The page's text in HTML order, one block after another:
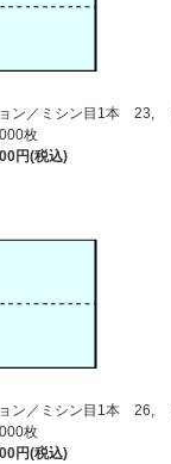
ン／ミシン目1本 23,
000枚
円(税込)
ン／ミシン目1本 26,
000枚
円(税込)